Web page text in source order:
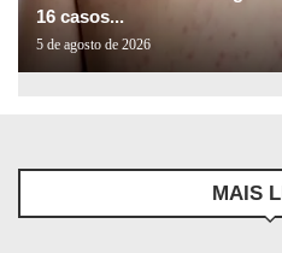
16 casos...
5 de agosto de 2026
MAIS